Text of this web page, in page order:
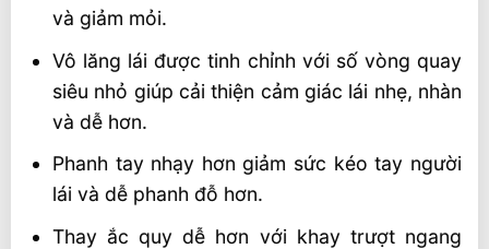
và giảm mỏi.
Vô lăng lái được tinh chỉnh với số vòng quay
siêu nhỏ giúp cải thiện cảm giác lái nhẹ, nhàn
và dễ hơn.
Phanh tay nhạy hơn giảm sức kéo tay người
lái và dễ phanh đỗ hơn.
Thay ắc quy dễ hơn với khay trượt ngang